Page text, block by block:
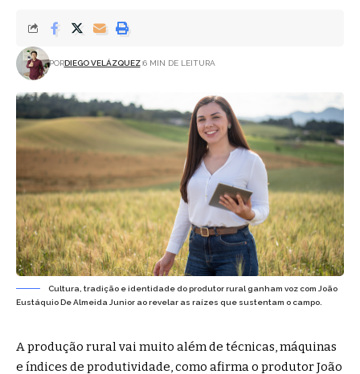
PORDIEGO VELÁZQUEZ 6 MIN DE LEITURA
Cultura, tradição e identidade do produtor rural ganham voz com João
Eustáquio De Almeida Junior ao revelar as raízes que sustentam o campo.
A produção rural vai muito além de técnicas, máquinas
e índices de produtividade, como afirma o produtor João